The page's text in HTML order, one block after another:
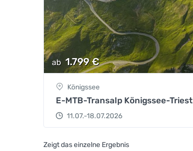
ab 1.799€
Königssee
E-MTB-Transalp Königssee-Triest
11.07.-18.07.2026
Zeigt das einzelne Ergebnis